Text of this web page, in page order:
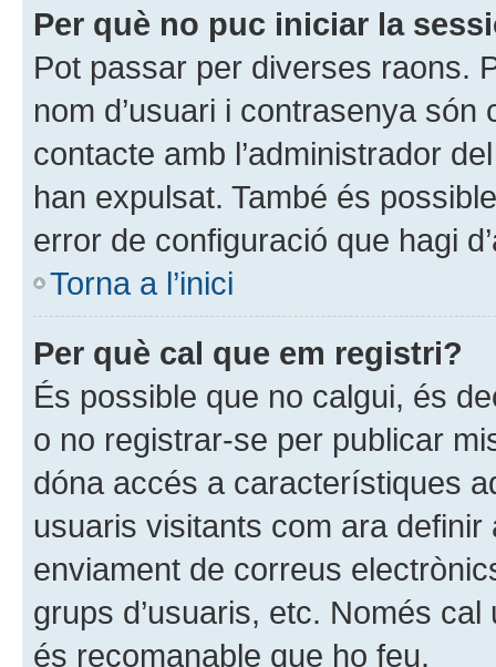
Per què no puc iniciar la
Pot passar per diverses raons.
nom d’usuari i contrasenya
contacte amb l’administrador
han expulsat. També és
error de configuració que hagi
Torna a l’inici
Per què cal que em registri?
És possible que no calgui, és
o no registrar-se per publicar
dóna accés a característiques
usuaris visitants com ara
enviament de correus
grups d’usuaris, etc. Només
és recomanable que ho feu.